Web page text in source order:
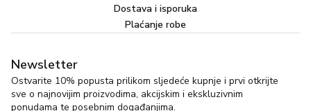
Dostava i isporuka
Plaćanje robe
Newsletter
Ostvarite 10% popusta prilikom sljedeće kupnje i prvi otkrijte
sve o najnovijim proizvodima, akcijskim i ekskluzivnim
ponudama te posebnim događanjima.